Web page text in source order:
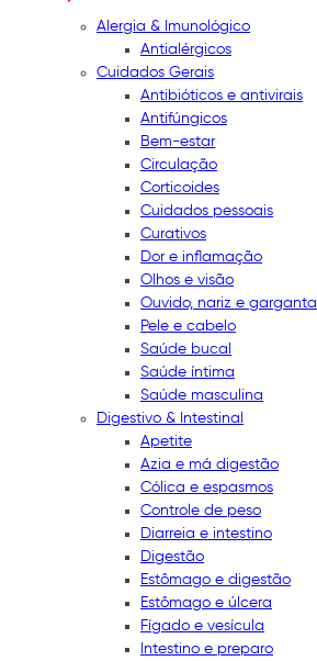
Alergia & Imunológico
Antialérgicos
Cuidados Gerais
Antibióticos e antivirais
Antifúngicos
Bem-estar
Circulação
Corticoides
Cuidados pessoais
Curativos
Dor e inflamação
Olhos e visão
Ouvido, nariz e garganta
Pele e cabelo
Saúde bucal
Saúde íntima
Saúde masculina
Digestivo & Intestinal
Apetite
Azia e má digestão
Cólica e espasmos
Controle de peso
Diarreia e intestino
Digestão
Estômago e digestão
Estômago e úlcera
Fígado e vesícula
Intestino e preparo